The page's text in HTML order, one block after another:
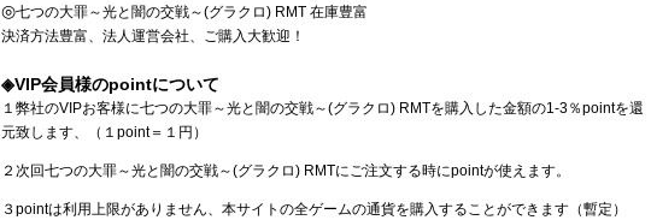
◎七つの大罪～光と闇の交戦～(グラクロ) RMT 在庫豊富
決済方法豊富、法人運営会社、ご購入大歓迎！
◈VIP会員様のpointについて
１弊社のVIPお客様に七つの大罪～光と闇の交戦～(グラクロ) RMTを購入した金額の1-3％pointを還
元致します、（１point＝１円）
２次回七つの大罪～光と闇の交戦～(グラクロ) RMTにご注文する時にpointが使えます。
３pointは利用上限がありません、本サイトの全ゲームの通貨を購入することができます（暫定）